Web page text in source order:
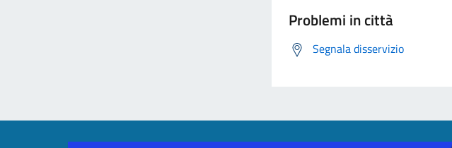
Problemi in città
Segnala disservizio